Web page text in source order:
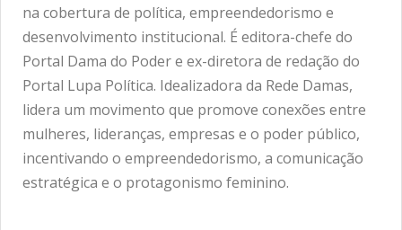
na cobertura de política, empreendedorismo e
desenvolvimento institucional. É editora-chefe do
Portal Dama do Poder e ex-diretora de redação do
Portal Lupa Política. Idealizadora da Rede Damas,
lidera um movimento que promove conexões entre
mulheres, lideranças, empresas e o poder público,
incentivando o empreendedorismo, a comunicação
estratégica e o protagonismo feminino.